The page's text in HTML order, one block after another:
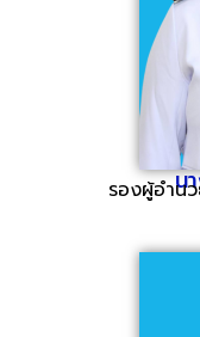
น
รองผู้อำน